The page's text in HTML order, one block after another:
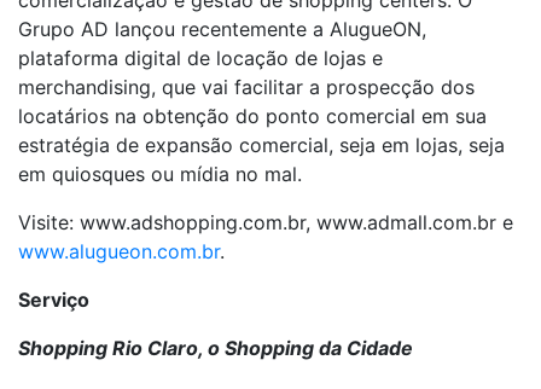
Grupo AD lançou recentemente a AlugueON,
plataforma digital de locação de lojas e
merchandising, que vai facilitar a prospecção dos
locatários na obtenção do ponto comercial em sua
estratégia de expansão comercial, seja em lojas, seja
em quiosques ou mídia no mal.
Visite: www.adshopping.com.br, www.admall.com.br e
www.alugueon.com.br.
Serviço
Shopping Rio Claro, o Shopping da Cidade